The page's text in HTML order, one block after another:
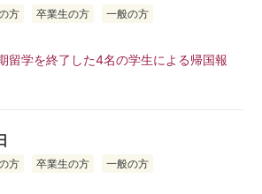
方 卒業生の方
一般の方
留学を終了した4名の学生による帰国報
方 卒業生の方
一般の方